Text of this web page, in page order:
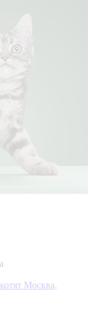
Москва,